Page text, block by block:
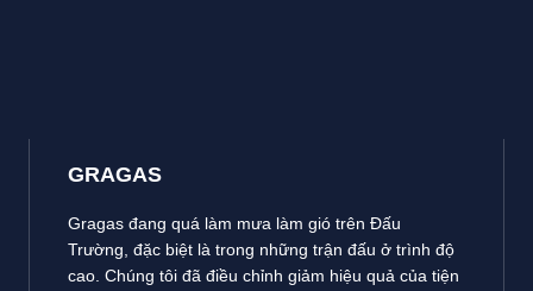
GRAGAS
Gragas đang quá làm mưa làm gió trên Đấu
Trường, đặc biệt là trong những trận đấu ở trình độ
cao. Chúng tôi đã điều chỉnh giảm hiệu quả của tiện